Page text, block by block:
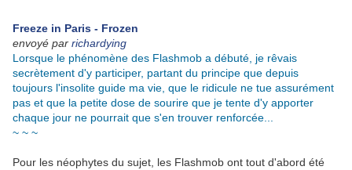
Freeze in Paris - Frozen
envoyé par richardying
Lorsque le phénomène des Flashmob a débuté, je rêvais
secrètement d'y participer, partant du principe que depuis
toujours l'insolite guide ma vie, que le ridicule ne tue assurément
pas et que la petite dose de sourire que je tente d'y apporter
chaque jour ne pourrait que s'en trouver renforcée...
~ ~ ~
Pour les néophytes du sujet, les Flashmob ont tout d'abord été